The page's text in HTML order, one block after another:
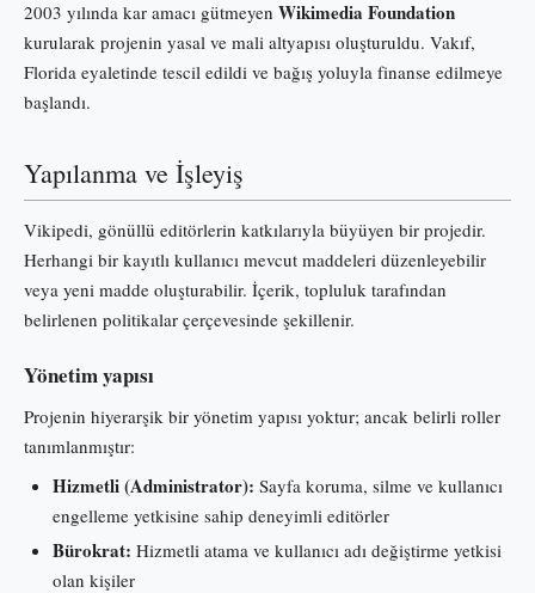
2003 yılında kar amacı gütmeyen Wikimedia Foundation
kurularak projenin yasal ve mali altyapısı oluşturuldu. Vakıf,
Florida eyaletinde tescil edildi ve bağış yoluyla finanse edilmeye
başlandı.
Yapılanma ve İşleyiş
Vikipedi, gönüllü editörlerin katkılarıyla büyüyen bir projedir.
Herhangi bir kayıtlı kullanıcı mevcut maddeleri düzenleyebilir
veya yeni madde oluşturabilir. İçerik, topluluk tarafından
belirlenen politikalar çerçevesinde şekillenir.
Yönetim yapısı
Projenin hiyerarşik bir yönetim yapısı yoktur; ancak belirli roller
tanımlanmıştır:
Hizmetli (Administrator): Sayfa koruma, silme ve kullanıcı
engelleme yetkisine sahip deneyimli editörler
Bürokrat: Hizmetli atama ve kullanıcı adı değiştirme yetkisi
olan kişiler